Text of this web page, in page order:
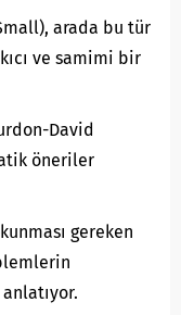
arada bu tür
ve samimi bir
David
öneriler
gereken